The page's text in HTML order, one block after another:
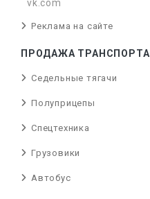
vk.com
Реклама на сайте
ПРОДАЖА ТРАНСПОРТА
Седельные тягачи
Полуприцепы
Спецтехника
Грузовики
Автобус